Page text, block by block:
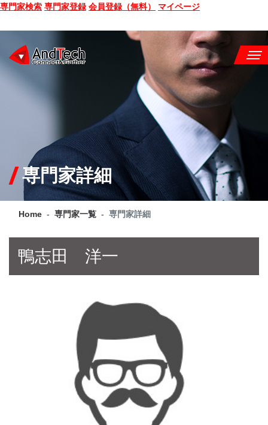
専門家検索 専門家登録 会員登録（無料） マイページ
CONSULTING
SERVICE
COMPANY
Q&A
専門家詳細
Home 専門家一覧 専門家詳細
鴨志田 洋一